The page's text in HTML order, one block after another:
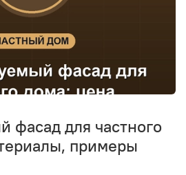
фасад для частного
примеры